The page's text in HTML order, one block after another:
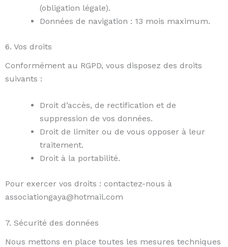
(obligation légale).
Données de navigation : 13 mois maximum.
6. Vos droits
Conformément au RGPD, vous disposez des droits
suivants :
Droit d’accès, de rectification et de
suppression de vos données.
Droit de limiter ou de vous opposer à leur
traitement.
Droit à la portabilité.
Pour exercer vos droits : contactez-nous à
associationgaya@hotmail.com
7. Sécurité des données
Nous mettons en place toutes les mesures techniques